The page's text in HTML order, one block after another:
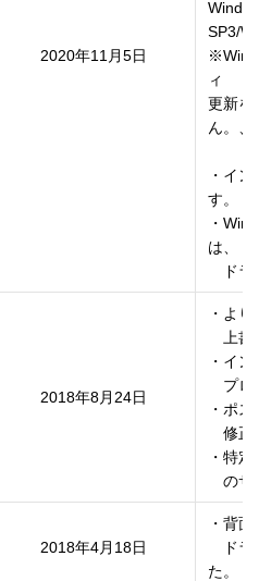
2020年11月5日
SP3/
ィ
更新を
ん。、
・イ
す。
・
は、
ドラ
2018年8月24日
・よ
上書
・イ
プロ
・ポ
修正
・特
のサ
2018年4月18日
・背
ドラ
た。